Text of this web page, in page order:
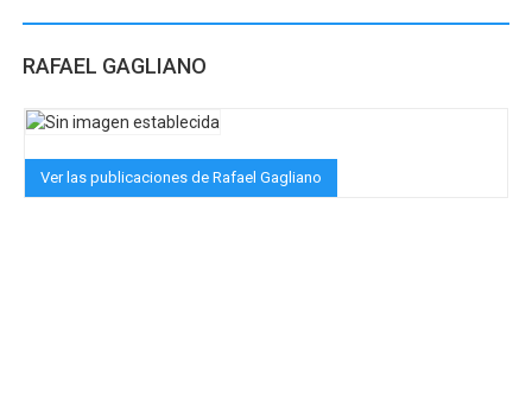
RAFAEL GAGLIANO
Ver las publicaciones de Rafael Gagliano